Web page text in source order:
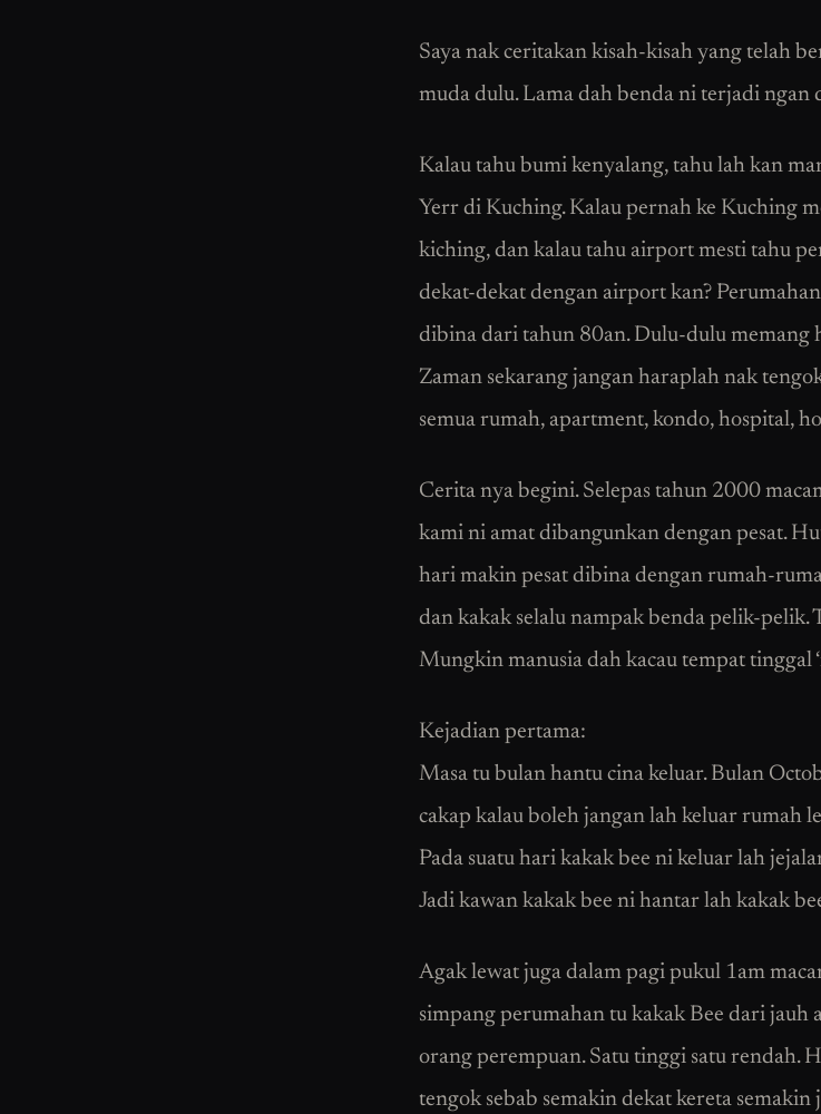
Saya nak ceritakan kisah-kisah yang telah
muda dulu. Lama dah benda ni terjadi ngan
Kalau tahu bumi kenyalang, tahu lah kan
Yerr di Kuching. Kalau pernah ke Kuching
kiching, dan kalau tahu airport mesti tahu
dekat-dekat dengan airport kan?
dibina dari tahun 80an. Dulu-dulu memang
Zaman sekarang jangan haraplah nak
semua rumah, apartment, kondo, hospital,
Cerita nya begini. Selepas tahun 2000
kami ni amat dibangunkan dengan pesat.
hari makin pesat dibina dengan rumah-
dan kakak selalu nampak benda pelik-pelik.
Mungkin manusia dah kacau tempat tinggal
Kejadian pertama:
Masa tu bulan hantu cina keluar. Bulan
cakap kalau boleh jangan lah keluar rumah
Pada suatu hari kakak bee ni keluar lah
Jadi kawan kakak bee ni hantar lah kakak
Agak lewat juga dalam pagi pukul 1am
simpang perumahan tu kakak Bee dari jauh
orang perempuan. Satu tinggi satu rendah.
tengok sebab semakin dekat kereta semakin